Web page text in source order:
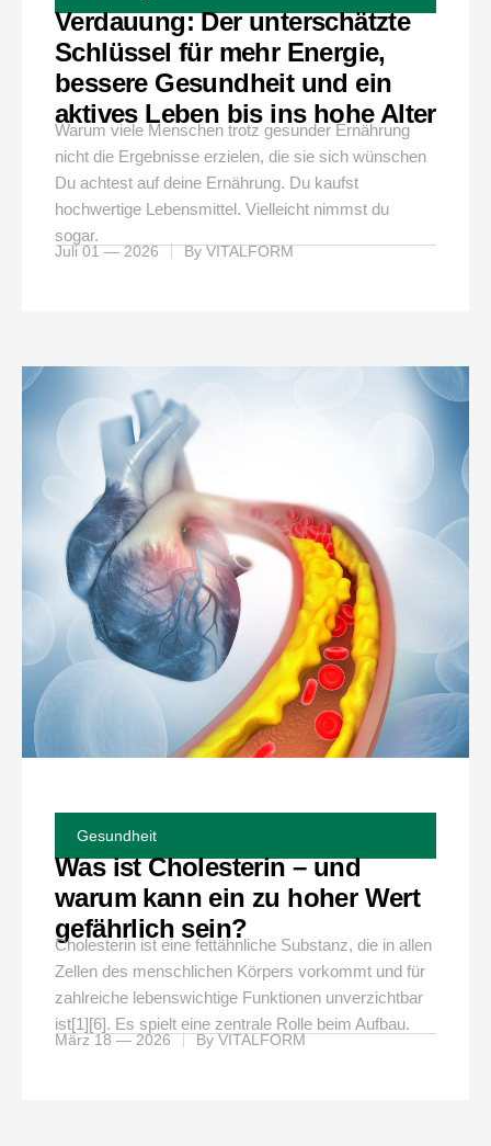
Verdauung: Der unterschätzte
Schlüssel für mehr Energie,
bessere Gesundheit und ein
aktives Leben bis ins hohe Alter
Warum viele Menschen trotz gesunder Ernährung
nicht die Ergebnisse erzielen, die sie sich wünschen
Du achtest auf deine Ernährung. Du kaufst
hochwertige Lebensmittel. Vielleicht nimmst du
sogar.
Juli 01 — 2026 ByVITALFORM
Gesundheit
Was ist Cholesterin – und
warum kann ein zu hoher Wert
gefährlich sein?
Cholesterin ist eine fettähnliche Substanz, die in allen
Zellen des menschlichen Körpers vorkommt und für
zahlreiche lebenswichtige Funktionen unverzichtbar
ist[1][6]. Es spielt eine zentrale Rolle beim Aufbau.
März 18 — 2026 ByVITALFORM